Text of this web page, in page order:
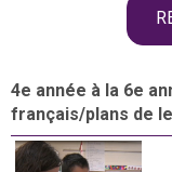
4e année à la 6e
français/plans de